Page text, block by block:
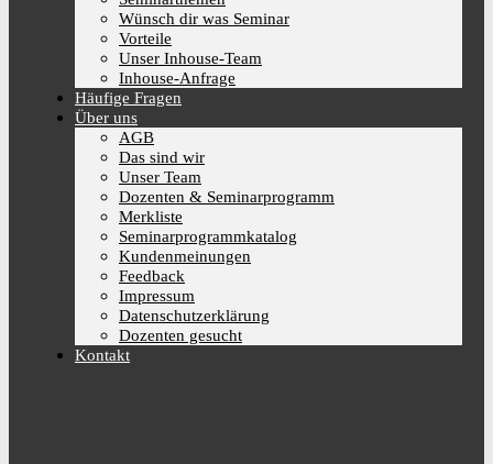
Wünsch dir was Seminar
Vorteile
Unser Inhouse-Team
Inhouse-Anfrage
Häufige Fragen
Über uns
AGB
Das sind wir
Unser Team
Dozenten & Seminarprogramm
Merkliste
Seminarprogrammkatalog
Kundenmeinungen
Feedback
Impressum
Datenschutzerklärung
Dozenten gesucht
Kontakt